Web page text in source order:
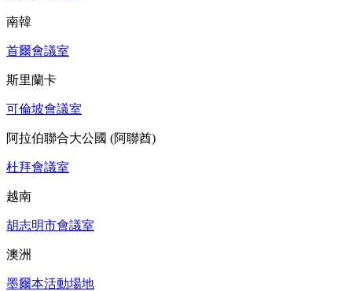
南韓
首爾會議室
斯里蘭卡
可倫坡會議室
阿拉伯聯合大公國 (阿聯酋)
杜拜會議室
越南
胡志明市會議室
澳洲
墨爾本活動場地